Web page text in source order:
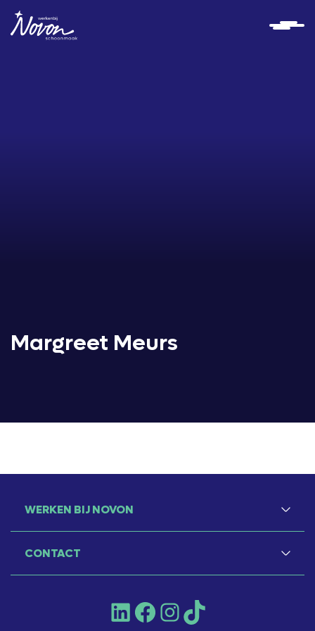
Margreet Meurs
WERKEN BIJ NOVON
CONTACT
LinkedInFacebookInstagram
TikTok